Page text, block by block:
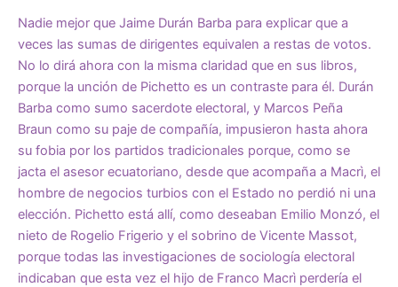
Nadie mejor que Jaime Durán Barba para explicar que a
veces las sumas de dirigentes equivalen a restas de votos.
No lo dirá ahora con la misma claridad que en sus libros,
porque la unción de Pichetto es un contraste para él. Durán
Barba como sumo sacerdote electoral, y Marcos Peña
Braun como su paje de compañía, impusieron hasta ahora
su fobia por los partidos tradicionales porque, como se
jacta el asesor ecuatoriano, desde que acompaña a Macrì, el
hombre de negocios turbios con el Estado no perdió ni una
elección. Pichetto está allí, como deseaban Emilio Monzó, el
nieto de Rogelio Frigerio y el sobrino de Vicente Massot,
porque todas las investigaciones de sociología electoral
indicaban que esta vez el hijo de Franco Macrì perdería el